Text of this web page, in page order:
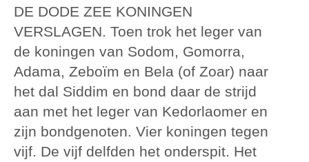
DE DODE ZEE KONINGEN
VERSLAGEN. Toen trok het leger van
de koningen van Sodom, Gomorra,
Adama, Zeboïm en Bela (of Zoar) naar
het dal Siddim en bond daar de strijd
aan met het leger van Kedorlaomer en
zijn bondgenoten. Vier koningen tegen
vijf. De vijf delfden het onderspit. Het